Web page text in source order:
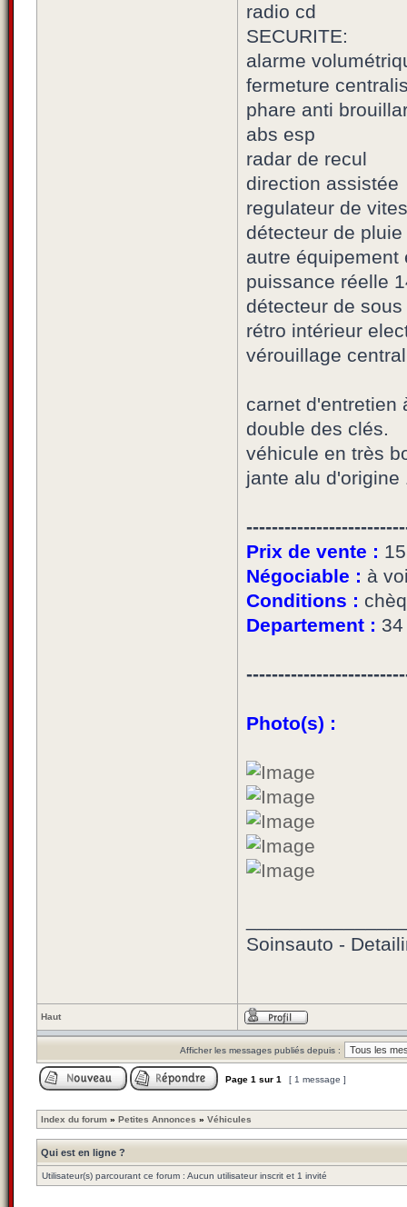
radio cd
SECURITE:
alarme
fermeture
phare anti
abs esp
radar de recul
direction assistée
regulateur de
détecteur de pluie
autre équipement
puissance réelle
détecteur de
rétro intérieur
vérouillage
carnet d'entretien
double des clés.
véhicule en très
jante alu
Prix de vente :
Négociable : à
Conditions :
Departement :
Photo(s) :
Soinsauto -
Haut
Afficher les messages publiés depuis :
Page 1 sur 1 [ 1 message ]
Index du forum » Petites Annonces » Véhicules
Qui est en ligne ?
Utilisateur(s) parcourant ce forum : Aucun utilisateur inscrit et 1 invité